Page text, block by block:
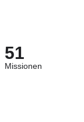
51
Missionen